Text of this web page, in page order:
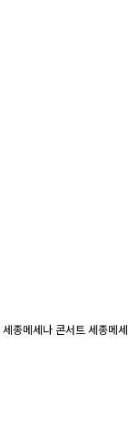
세종메세나 콘서트 세종메세